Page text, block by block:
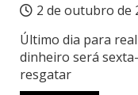
2 de outubro de
Último dia para
dinheiro será
resgatar